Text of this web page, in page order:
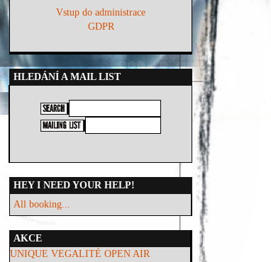
Vstup do administrace
GDPR
HLEDÁNÍ A MAIL LIST
HEY I NEED YOUR HELP!
All booking...
AKCE
UNIQUE VEGALITÉ OPEN AIR